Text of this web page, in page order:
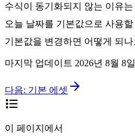
수식이 동기화되지 않는 이유
오늘 날짜를 기본값으로 사용
기본값을 변경하면 어떻게 되나
마지막 업데이트 2026년 8월 8일
다음: 기본 에셋
이 페이지에서